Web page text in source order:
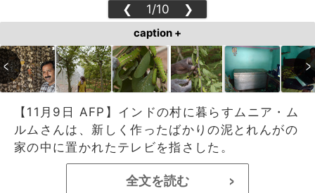
❮ 1/10 ❯
caption +
【11月9日 AFP】インドの村に暮らすムニア・ム
ルムさんは、新しく作ったばかりの泥とれんがの
家の中に置かれたテレビを指さした。
全文を読む >